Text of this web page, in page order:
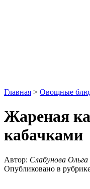
Главная > Овощные
Жареная
кабачками
Автор: Слабунова Ольга
Опубликовано в